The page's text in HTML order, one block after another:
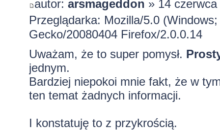
autor: arsmageddon » 14
Przeglądarka: Mozilla/5.0
Gecko/20080404 Firefox/2.0.0.14
Uważam, że to super pomysł.
jednym.
Bardziej niepokoi mnie fakt, że w
ten temat żadnych informacji.
I konstatuję to z przykrością.